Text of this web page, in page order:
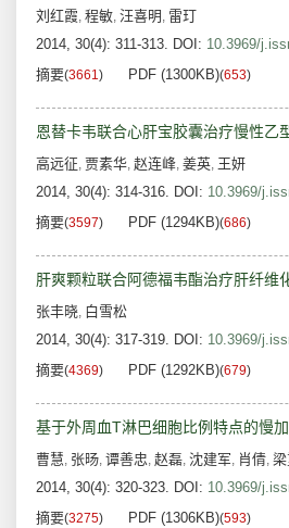
刘红霞, 程敏, 汪喜明 , 雷玎
2014, 30(4): 311-313. DOI: 10.3969/
摘要(3661) PDF (1300KB)(653)
恩替卡韦联合心肝宝胶囊治疗慢性乙
高远征, 贾素华, 赵连峰, 姜英, 王妍
2014, 30(4): 314-316. DOI: 10.3969/
摘要(3597) PDF (1294KB)(686)
肝爽颗粒联合阿德福韦酯治疗肝纤维
张丰晓, 白雪松
2014, 30(4): 317-319. DOI: 10.3969/
摘要(4369) PDF (1292KB)(679)
基于外周血T淋巴细胞比例特点的慢
曹慧, 张旸, 谭善忠, 赵磊, 沈建军, 肖倩,
2014, 30(4): 320-323. DOI: 10.3969/
摘要(3275) PDF (1306KB)(593)